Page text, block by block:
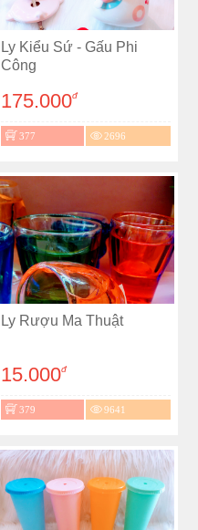
Ly Kiểu Sứ - Gấu Phi
Công
175.000đ
377 2696
Ly Rượu Ma Thuật
15.000đ
379 9641